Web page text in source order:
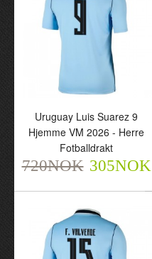
Uruguay Luis Suarez 9
Hjemme VM 2026 - Herre
Fotballdrakt
720NOK 305NOK
Uruguay Luis Suarez 9
Hjemme VM 2026 - Herre
Fotballdrakt
720NOK 305NOK